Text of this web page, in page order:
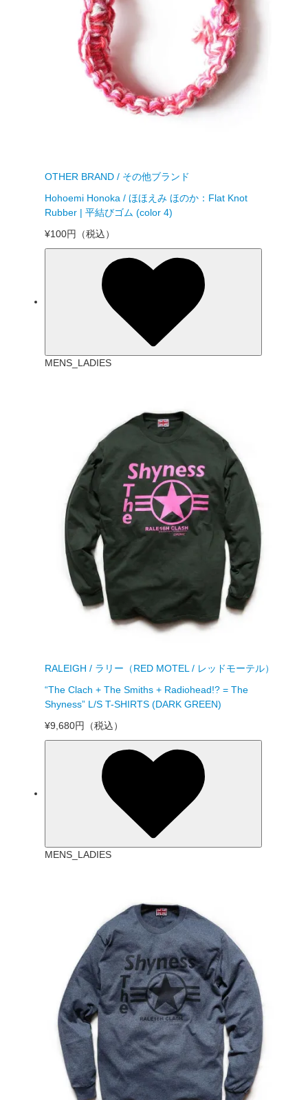
OTHER BRAND / その他ブランド
Hohoemi Honoka / ほほえみ ほのか：Flat Knot
Rubber | 平結びゴム (color 4)
¥100円
（税込）
MENS_LADIES
RALEIGH / ラリー（RED MOTEL / レッドモーテル）
“The Clach + The Smiths + Radiohead!? = The
Shyness” L/S T-SHIRTS (DARK GREEN)
¥9,680円
（税込）
MENS_LADIES